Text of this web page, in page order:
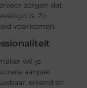
zorgen dat
is. Zo
voorkomen.
wil je
aanpak.
erkend en